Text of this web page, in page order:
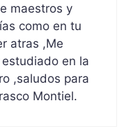
maestros y
como en tu
atras ,Me
en la
,saludos para
Montiel.